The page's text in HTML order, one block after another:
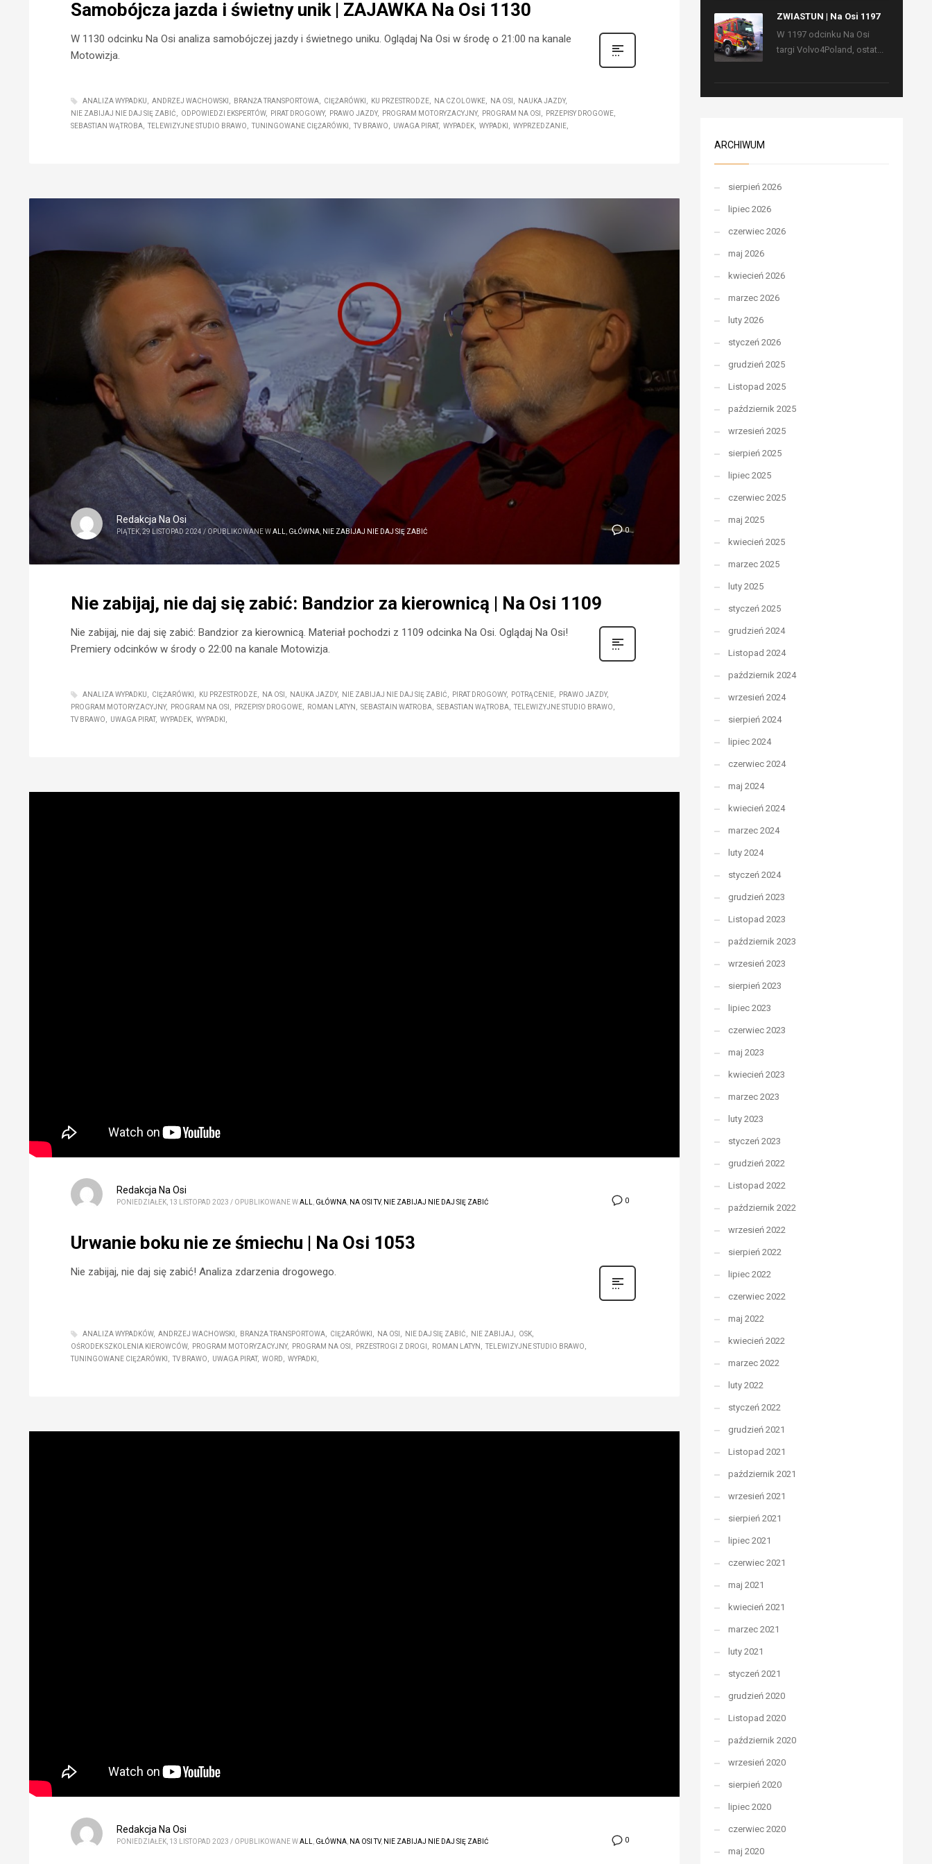
Samobójcza jazda i świetny unik | ZAJAWKA Na Osi 1130
W 1130 odcinku Na Osi analiza samobójczej jazdy i świetnego uniku. Oglądaj Na Osi w środę o 21:00 na kanale
Motowizja.
ANALIZA WYPADKU ANDRZEJ WACHOWSKI BRANŻA TRANSPORTOWA CIĘŻARÓWKI KU PRZESTRODZE NA CZOLOWKE NA OSI
NAUKA JAZDY
NIE ZABIJAJ NIE DAJ SIĘ ZABIĆ
ODPOWIEDZI EKSPERTÓW PIRAT DROGOWY PRAWO JAZDY PROGRAM MOTORYZACYJNY PROGRAM NA OSI
PRZEPISY DROGOWE
SEBASTIAN WĄTROBA
TELEWIZYJNE STUDIO BRAWO TUNINGOWANE CIĘŻARÓWKI TV BRAWO UWAGA PIRAT WYPADEK WYPADKI WYPRZEDZANIE
0
Redakcja Na Osi
PIĄTEK, 29 LISTOPAD 2024 / OPUBLIKOWANE WALL GŁÓWNA NIE ZABIJAJ NIE DAJ SIĘ ZABIĆ
Nie zabijaj, nie daj się zabić: Bandzior za kierownicą | Na Osi 1109
Nie zabijaj, nie daj się zabić: Bandzior za kierownicą. Materiał pochodzi z 1109 odcinka Na Osi. Oglądaj Na Osi!
Premiery odcinków w środy o 22:00 na kanale Motowizja.
ANALIZA WYPADKU CIĘŻARÓWKI KU PRZESTRODZE NA OSI NAUKA JAZDY NIE ZABIJAJ NIE DAJ SIĘ ZABIĆ PIRAT DROGOWY POTRĄCENIE
PRAWO JAZDY
PROGRAM MOTORYZACYJNY
PROGRAM NA OSI PRZEPISY DROGOWE ROMAN LATYN SEBASTAIN WATROBA SEBASTIAN WĄTROBA
TELEWIZYJNE STUDIO BRAWO
TV BRAWO
UWAGA PIRAT WYPADEK WYPADKI
0
Redakcja Na Osi
PONIEDZIAŁEK, 13 LISTOPAD 2023 / OPUBLIKOWANE WALL GŁÓWNA NA OSI TV, NIE ZABIJAJ NIE DAJ SIĘ ZABIĆ
Urwanie boku nie ze śmiechu | Na Osi 1053
Nie zabijaj, nie daj się zabić! Analiza zdarzenia drogowego.
ANALIZA WYPADKÓW ANDRZEJ WACHOWSKI BRANŻA TRANSPORTOWA CIĘŻARÓWKI NA OSI NIE DAJ SIĘ ZABIĆ NIE ZABIJAJ
OSK
OŚRODEK SZKOLENIA KIEROWCÓW
PROGRAM MOTORYZACYJNY PROGRAM NA OSI PRZESTROGI Z DROGI ROMAN LATYN
TELEWIZYJNE STUDIO BRAWO
TUNINGOWANE CIĘŻARÓWKI
TV BRAWO UWAGA PIRAT WORD WYPADKI
0
Redakcja Na Osi
PONIEDZIAŁEK, 13 LISTOPAD 2023 / OPUBLIKOWANE WALL, GŁÓWNA, NA OSI TV, NIE ZABIJAJ NIE DAJ SIĘ ZABIĆ
ZWIASTUN | Na Osi 1197
W 1197 odcinku Na Osi
targi Volvo4Poland, ostat...
ARCHIWUM
sierpień 2026
lipiec 2026
czerwiec 2026
maj 2026
kwiecień 2026
marzec 2026
luty 2026
styczeń 2026
grudzień 2025
Listopad 2025
październik 2025
wrzesień 2025
sierpień 2025
lipiec 2025
czerwiec 2025
maj 2025
kwiecień 2025
marzec 2025
luty 2025
styczeń 2025
grudzień 2024
Listopad 2024
październik 2024
wrzesień 2024
sierpień 2024
lipiec 2024
czerwiec 2024
maj 2024
kwiecień 2024
marzec 2024
luty 2024
styczeń 2024
grudzień 2023
Listopad 2023
październik 2023
wrzesień 2023
sierpień 2023
lipiec 2023
czerwiec 2023
maj 2023
kwiecień 2023
marzec 2023
luty 2023
styczeń 2023
grudzień 2022
Listopad 2022
październik 2022
wrzesień 2022
sierpień 2022
lipiec 2022
czerwiec 2022
maj 2022
kwiecień 2022
marzec 2022
luty 2022
styczeń 2022
grudzień 2021
Listopad 2021
październik 2021
wrzesień 2021
sierpień 2021
lipiec 2021
czerwiec 2021
maj 2021
kwiecień 2021
marzec 2021
luty 2021
styczeń 2021
grudzień 2020
Listopad 2020
październik 2020
wrzesień 2020
sierpień 2020
lipiec 2020
czerwiec 2020
maj 2020